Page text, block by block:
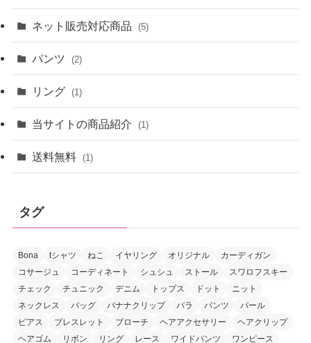
ネット販売対応商品 (5)
パンツ (2)
リング (1)
当サイトの商品紹介 (1)
送料無料 (1)
タグ
Bona tシャツ ねこ イヤリング オリジナル
カーディガン
コサージュ
コーディネート シュシュ ストール
スワロフスキー
チェック
チュニック デニム トップス ドット
ニット
ネックレス
バッグ バナナクリップ バラ パンツ
パール
ピアス
ブレスレット ブローチ ヘアアクセサリー
ヘアクリップ
ヘアゴム
リボン リング レース ワイドパンツ ワンピース